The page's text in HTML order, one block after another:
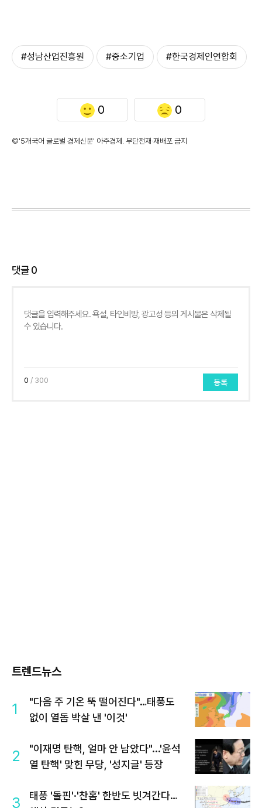
#성남산업진흥원 #중소기업 #한국경제인연합회
0 0
©'5개국어 글로벌 경제신문' 아주경제. 무단전재·재배포 금지
댓글0
0 / 300 등록
트렌드뉴스
1
"다음 주 기온 뚝 떨어진다"…태풍도
없이 열돔 박살 낸 '이것'
2
"이재명 탄핵, 얼마 안 남았다"...'윤석
열 탄핵' 맞힌 무당, '성지글' 등장
3
태풍 '돌핀'·'찬홈' 한반도 빗겨간다…